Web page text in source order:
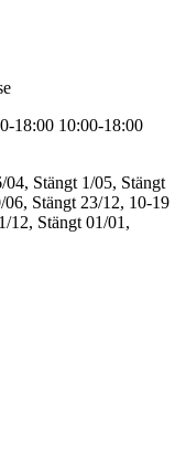
18:00 10:00-18:00
04, Stängt 1/05, Stängt
06, Stängt 23/12, 10-19
12, Stängt 01/01,